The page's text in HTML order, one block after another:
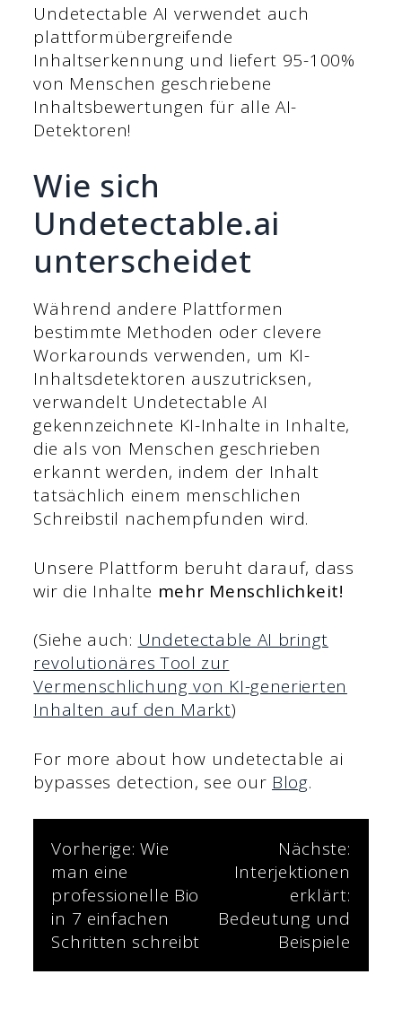
Undetectable AI verwendet auch
plattformübergreifende
Inhaltserkennung und liefert 95-100%
von Menschen geschriebene
Inhaltsbewertungen für alle AI-
Detektoren!
Wie sich
Undetectable.ai
unterscheidet
Während andere Plattformen
bestimmte Methoden oder clevere
Workarounds verwenden, um KI-
Inhaltsdetektoren auszutricksen,
verwandelt Undetectable AI
gekennzeichnete KI-Inhalte in Inhalte,
die als von Menschen geschrieben
erkannt werden, indem der Inhalt
tatsächlich einem menschlichen
Schreibstil nachempfunden wird.
Unsere Plattform beruht darauf, dass
wir die Inhalte mehr Menschlichkeit!
(Siehe auch: Undetectable AI bringt
revolutionäres Tool zur
Vermenschlichung von KI-generierten
Inhalten auf den Markt)
For more about how undetectable ai
bypasses detection, see our Blog.
Beitrags-
Navigation
Vorherige: Wie
man eine
professionelle Bio
in 7 einfachen
Schritten schreibt
Nächste:
Interjektionen
erklärt:
Bedeutung und
Beispiele